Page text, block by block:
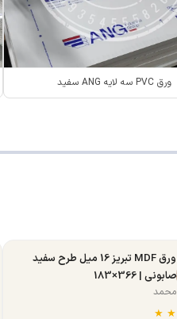
ورق PVC سه لایه ANG سفید
ورق MDF تبریز 16 میل طرح سفید
صابونی | 366×183
محمد
★
★